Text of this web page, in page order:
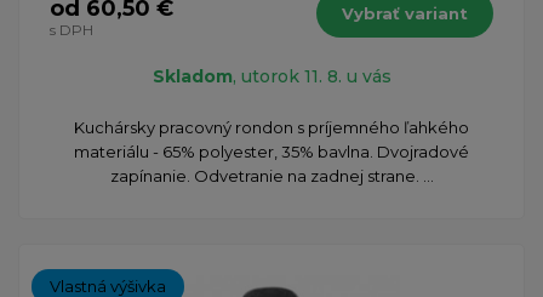
od 60,50 €
s DPH
Vybrať variant
Skladom, utorok 11. 8. u vás
Kuchársky pracovný rondon s príjemného ľahkého
materiálu - 65% polyester, 35% bavlna. Dvojradové
zapínanie. Odvetranie na zadnej strane. ...
Vlastná výšivka